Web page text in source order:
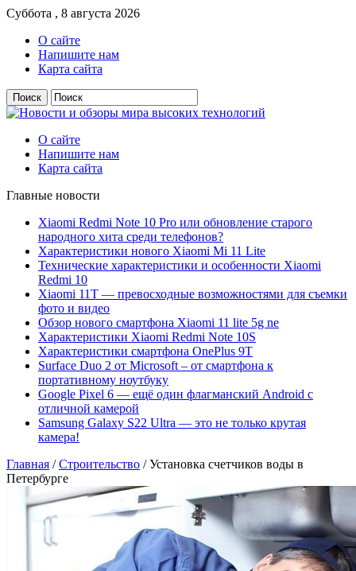
Суббота , 8 августа 2026
О сайте
Напишите нам
Карта сайта
О сайте
Напишите нам
Карта сайта
Главные новости
Xiaomi Redmi Note 10 Pro или обновление старого
народного хита среди телефонов?
Характеристики нового Xiaomi Mi 11 Lite
Технические характеристики и особенности Xiaomi
Redmi 10
Xiaomi 11T — превосходные возможностями для съемки
фото и видео
Обзор нового смартфона Xiaomi 11 lite 5g ne
Характеристики Xiaomi Redmi Note 10S
Характеристики смартфона OnePlus 9T
Surface Duo 2 от Microsoft – от смартфона к
портативному ноутбуку
Google Pixel 6 — ещё один флагманский Android с
отличной камерой
Samsung Galaxy S22 Ultra — это не только крутая
камера!
Главная /Строительство /Установка счетчиков воды в
Петербурге